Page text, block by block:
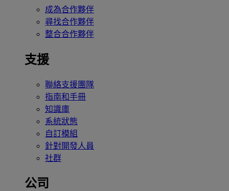
成為合作夥伴
尋找合作夥伴
整合合作夥伴
支援
聯絡支援團隊
指南和手冊
知識庫
系統狀態
自訂模組
針對開發人員
社群
公司